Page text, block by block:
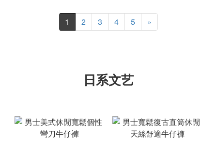
1 2 3 4 5 »
日系文艺